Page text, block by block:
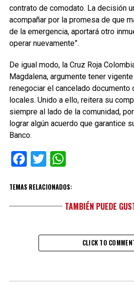
contrato de comodato. La decisión
acompañar por la promesa de que
de la emergencia, aportará otro
operar nuevamente”.
De igual modo, la Cruz Roja
Magdalena, argumente tener
renegociar el cancelado documento
locales. Unido a ello, reitera su
siempre al lado de la comunidad,
lograr algún acuerdo que garantice
Banco.
Facebook
TwitterWhatsApp
TEMAS RELACIONADOS:
TAMBIÉN PUEDE
CLICK TO